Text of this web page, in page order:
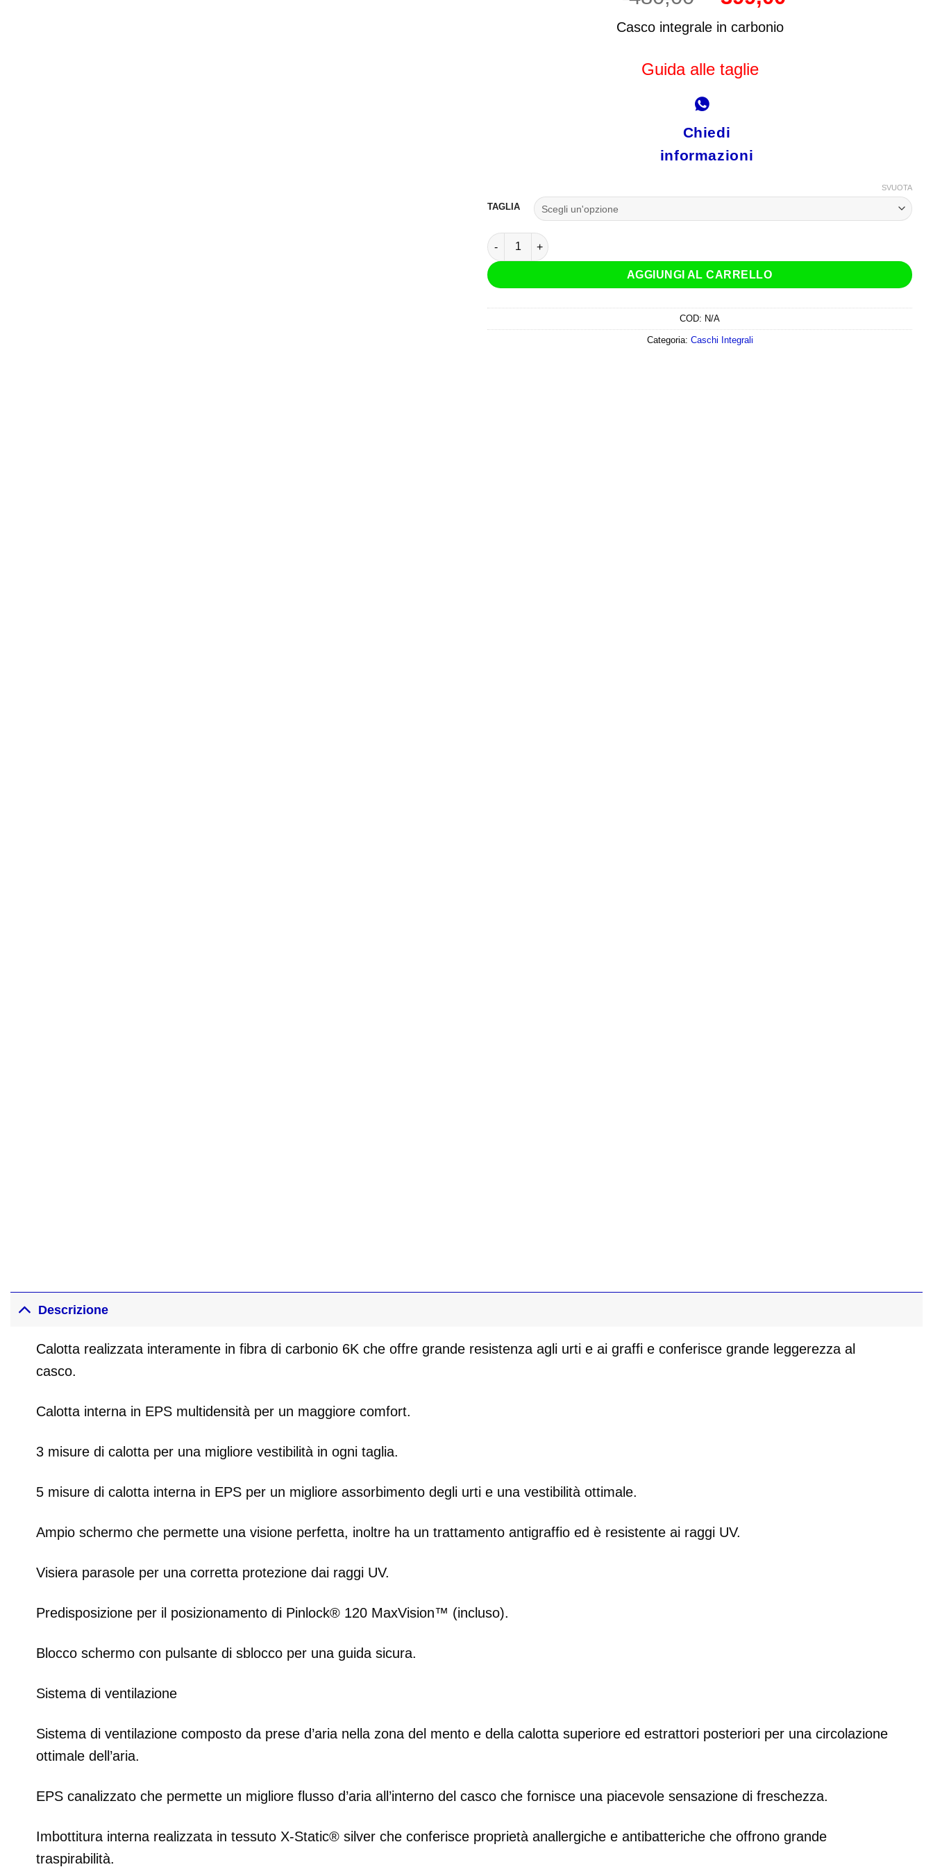
prezzo
originale
€ 480,00.
Casco integrale in carbonio
Guida alle taglie
Chiedi
informazioni
TAGLIA
SVUOTA
Casco Integrale LS2 FF807 Dragon Forged Carbon quantità
AGGIUNGI AL CARRELLO
COD: N/A
Categoria: Caschi Integrali
Descrizione
Calotta realizzata interamente in fibra di carbonio 6K che offre grande resistenza agli urti e ai graffi e conferisce grande leggerezza al
casco.
Calotta interna in EPS multidensità per un maggiore comfort.
3 misure di calotta per una migliore vestibilità in ogni taglia.
5 misure di calotta interna in EPS per un migliore assorbimento degli urti e una vestibilità ottimale.
Ampio schermo che permette una visione perfetta, inoltre ha un trattamento antigraffio ed è resistente ai raggi UV.
Visiera parasole per una corretta protezione dai raggi UV.
Predisposizione per il posizionamento di Pinlock® 120 MaxVision™ (incluso).
Blocco schermo con pulsante di sblocco per una guida sicura.
Sistema di ventilazione
Sistema di ventilazione composto da prese d’aria nella zona del mento e della calotta superiore ed estrattori posteriori per una circolazione
ottimale dell’aria.
EPS canalizzato che permette un migliore flusso d’aria all’interno del casco che fornisce una piacevole sensazione di freschezza.
Imbottitura interna realizzata in tessuto X-Static® silver che conferisce proprietà anallergiche e antibatteriche che offrono grande
traspirabilità.